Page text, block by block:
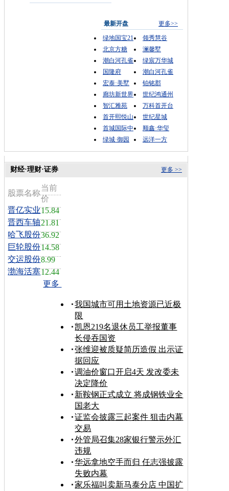
最新开盘
更多>>
绿地国宝21
领秀慧谷
北京方糖
澜馨墅
潮白河孔雀
绿宸万华城
国隆府
潮白河孔雀
宏泰·美墅
铂铭郡
廊坊新世界
世纪鸿通州
智汇雅苑
万科首开台
首开熙悦山
世纪星城
首城国际中
顺鑫·华玺
绿城·御园
远洋一方
更多 >>
财经·理财·证券
股票名称
当前
价
晋亿实业15.84
晋西车轴21.81
哈飞股份36.92
巨轮股份14.58
交运股份8.99
渤海活塞12.44
更多
我国城市可用土地资源已近极
限
凯恩219名退休员工举报董事
长侵吞国资
张维迎被质疑简历造假 出示证
据回应
调油价窗口开启4天 发改委未
决定降价
新鞍钢正式成立 将成钢铁业全
国老大
证监会披露三起案件 狙击内幕
交易
外管局召集28家银行警示外汇
违规
华远拿地空手而归 任志强披露
失败内幕
家乐福叫卖新马泰分店 中国扩